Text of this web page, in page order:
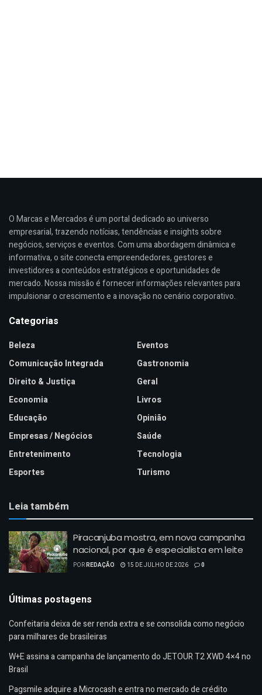
O Marcas e Mercados é um portal dedicado ao universo
empresarial, trazendo notícias, tendências e insights sobre
negócios, serviços e eventos. Com uma abordagem dinâmica e
informativa, o site conecta empreendedores, gestores e
investidores a conteúdos estratégicos e oportunidades de
mercado. Nossa missão é fornecer informações relevantes para
impulsionar o crescimento e a inovação no cenário corporativo.
Categorias
Beleza
Comunicação Integrada
Direito & Justiça
Economia
Educação
Empresas / Negócios
Entretenimento
Esportes
Eventos
Gastronomia
Geral
Livros
Opinião
Saúde
Tecnologia
Turismo
Leia também
Piracanjuba mostra, em nova campanha
nacional, por que é especialista em leite
PORREDAÇÃO 15 DE JULHO DE 2026 0
Últimas postagens
Confeitaria deixa de ser renda extra e se consolida como negócio
para milhares de brasileiras
W+E assina a campanha de lançamento do JETOUR T2 XWD 4×4 no
Brasil
Pagsmile adquire a Microcash e entra no mercado de crédito